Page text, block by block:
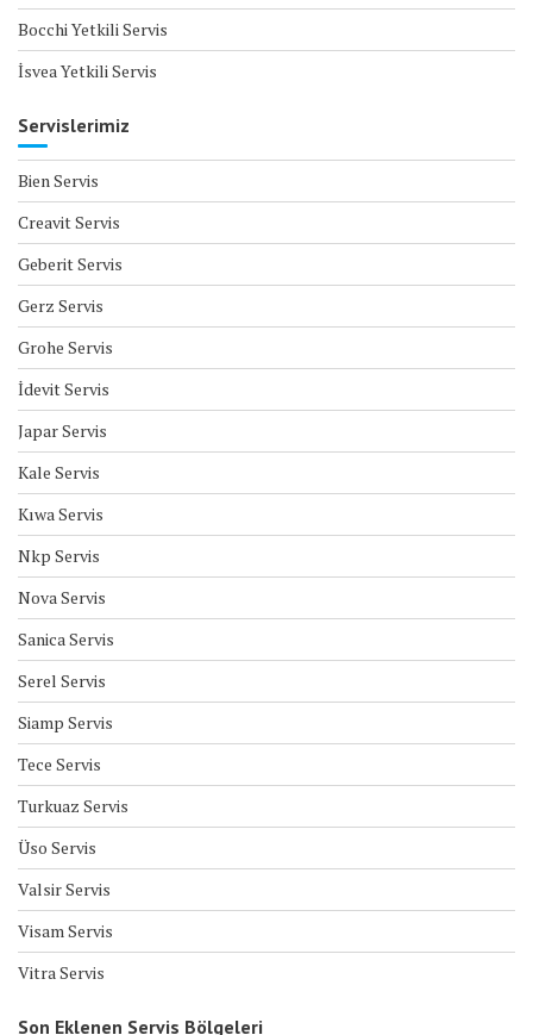
Bocchi Yetkili Servis
İsvea Yetkili Servis
Servislerimiz
Bien Servis
Creavit Servis
Geberit Servis
Gerz Servis
Grohe Servis
İdevit Servis
Japar Servis
Kale Servis
Kıwa Servis
Nkp Servis
Nova Servis
Sanica Servis
Serel Servis
Siamp Servis
Tece Servis
Turkuaz Servis
Üso Servis
Valsir Servis
Visam Servis
Vitra Servis
Son Eklenen Servis Bölgeleri